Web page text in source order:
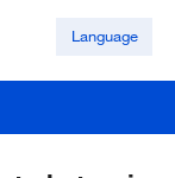
Language